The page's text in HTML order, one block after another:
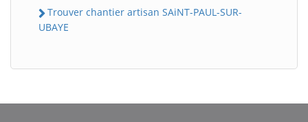
Trouver chantier artisan SAiNT-PAUL-SUR-
UBAYE